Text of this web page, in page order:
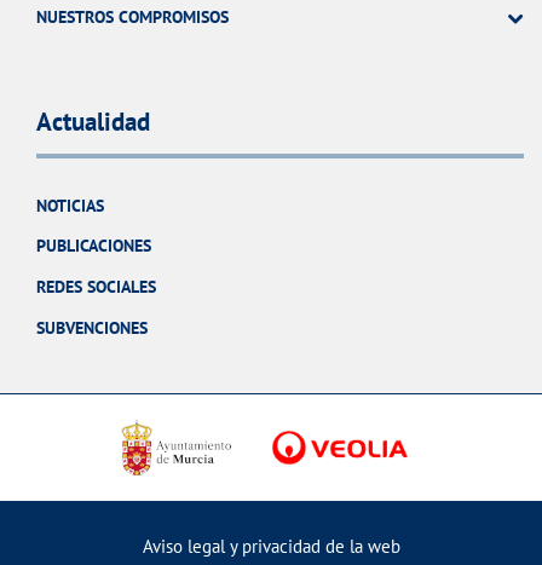
NUESTROS COMPROMISOS
Actualidad
NOTICIAS
PUBLICACIONES
REDES SOCIALES
SUBVENCIONES
Aviso legal y privacidad de la web